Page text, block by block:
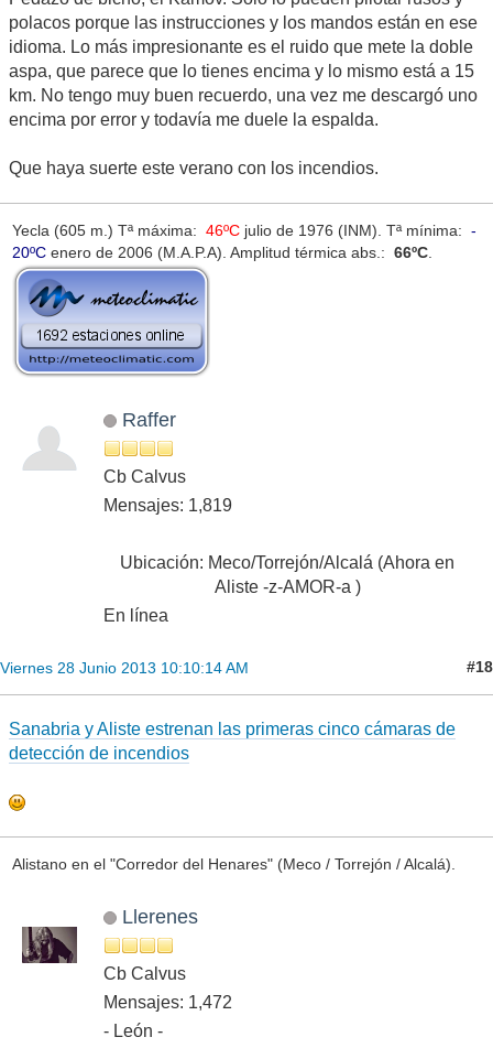
polacos porque las instrucciones y los mandos están en ese
idioma. Lo más impresionante es el ruido que mete la doble
aspa, que parece que lo tienes encima y lo mismo está a 15
km. No tengo muy buen recuerdo, una vez me descargó uno
encima por error y todavía me duele la espalda.
Que haya suerte este verano con los incendios.
Yecla (605 m.) Tª máxima: 46ºCjulio de 1976 (INM). Tª mínima: -
20ºCenero de 2006 (M.A.P.A). Amplitud térmica abs.: 66ºC.
Raffer
Cb Calvus
Mensajes: 1,819
Ubicación: Meco/Torrejón/Alcalá (Ahora en
Aliste -z-AMOR-a )
En línea
Viernes 28 Junio 2013 10:10:14 AM #18
Sanabria y Aliste estrenan las primeras cinco cámaras de
detección de incendios
Alistano en el "Corredor del Henares" (Meco / Torrejón / Alcalá).
Llerenes
Cb Calvus
Mensajes: 1,472
- León -